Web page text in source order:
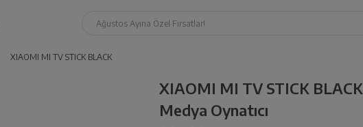
Ağustos Ayına Özel Fırsatlar!
XIAOMI MI TV STICK BLACK
XIAOMI MI TV STICK BLACK
Medya Oynatıcı